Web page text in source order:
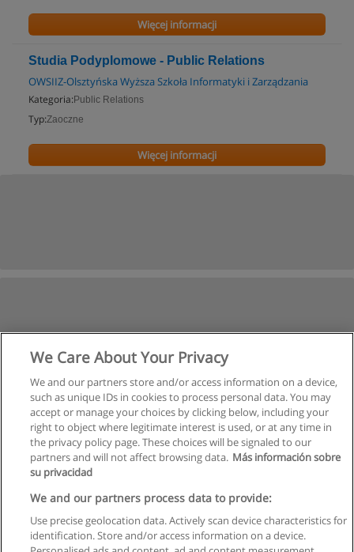
Więcej informacji
Studia Podyplomowe - Public Relations
OWSIIZ-Olsztyńska Wyższa Szkoła Informatyki i Zarządzania
Kategoria: Public Relations
Typ:Zaoczne
Więcej informacji
Regulamin
We Care About Your Privacy
We and our partners store and/or access information on a device,
such as unique IDs in cookies to process personal data. You may
accept or manage your choices by clicking below, including your
right to object where legitimate interest is used, or at any time in
the privacy policy page. These choices will be signaled to our
partners and will not affect browsing data. Más información sobre
su privacidad
We and our partners process data to provide:
Use precise geolocation data. Actively scan device characteristics for
identification. Store and/or access information on a device.